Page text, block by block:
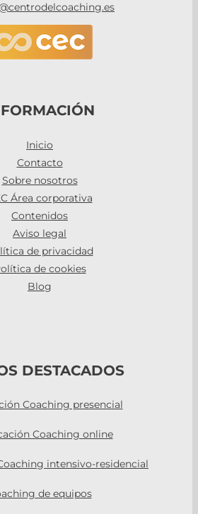
Inicio
Contacto
Sobre nosotros
Área corporativa
Contenidos
Aviso legal
de privacidad
de cookies
Blog
DESTACADOS
Coaching presencial
Coaching online
intensivo-residencial
de equipos